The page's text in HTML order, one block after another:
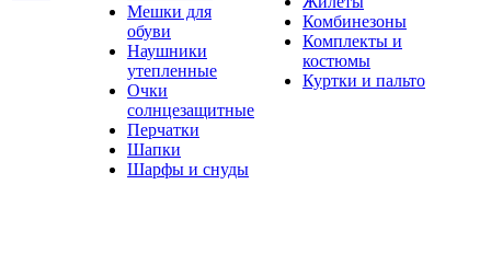
Мешки для
обуви
Наушники
утепленные
Очки
солнцезащитные
Перчатки
Шапки
Шарфы и снуды
Комбинезоны
Комплекты и
костюмы
Куртки и пальто